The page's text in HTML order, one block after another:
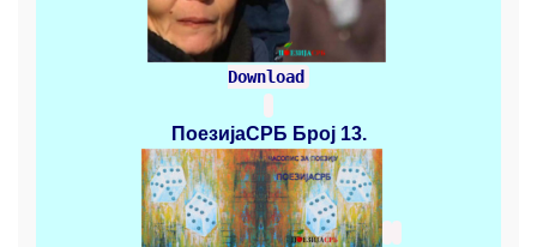
Download
ПоезијаСРБ Број 13.